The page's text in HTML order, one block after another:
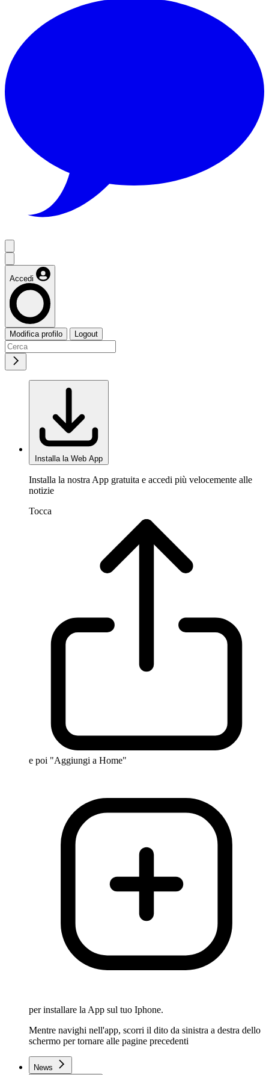
Accedi
Modifica profilo Logout
Installa la Web App
Installa la nostra App gratuita e accedi più velocemente alle
notizie
Tocca
e poi "Aggiungi a Home"
per installare la App sul tuo Iphone.
Mentre navighi nell'app, scorri il dito da sinistra a destra dello
schermo per tornare alle pagine precedenti
News